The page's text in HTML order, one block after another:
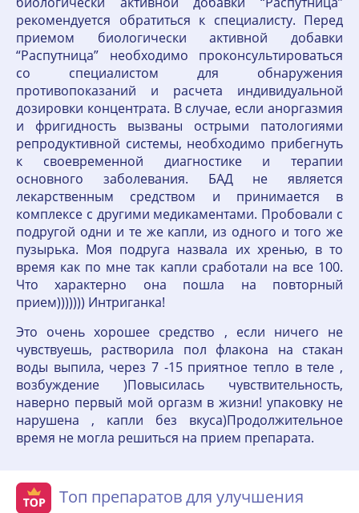
рекомендуется обратиться к специалисту. Перед
приемом биологически активной добавки
“Распутница” необходимо проконсультироваться
со специалистом для обнаружения
противопоказаний и расчета индивидуальной
дозировки концентрата. В случае, если аноргазмия
и фригидность вызваны острыми патологиями
репродуктивной системы, необходимо прибегнуть
к своевременной диагностике и терапии
основного заболевания. БАД не является
лекарственным средством и принимается в
комплексе с другими медикаментами. Пробовали с
подругой одни и те же капли, из одного и того же
пузырька. Моя подруга назвала их хренью, в то
время как по мне так капли сработали на все 100.
Что характерно она пошла на повторный
прием))))))) Интриганка!
Это очень хорошее средство , если ничего не
чувствуешь, растворила пол флакона на стакан
воды выпила, через 7 -15 приятное тепло в теле ,
возбуждение )Повысилась чувствительность,
наверно первый мой оргазм в жизни! упаковку не
нарушена , капли без вкуса)Продолжительное
время не могла решиться на прием препарата.
Топ препаратов для улучшения